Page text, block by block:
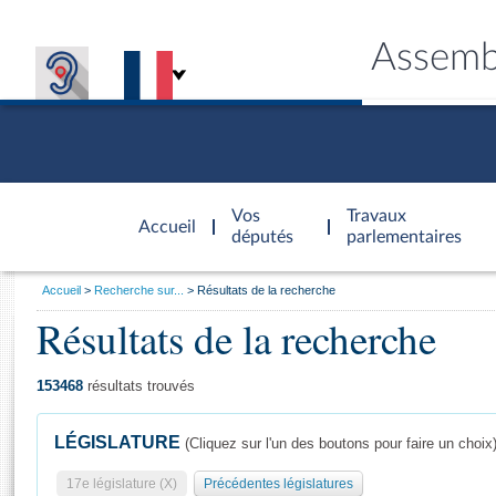
Accueil
d'accueil
Vos
députés
Travaux
parlementaires
Général
Vous
Accueil Recherche sur... Résultats de la recherche
Résultats de la recherche
153468 résultats trouvés
LÉGISLATURE (Cliquez sur l'un des boutons pour faire un choix)
17e législature (X) Précédentes législatures